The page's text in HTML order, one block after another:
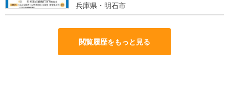
兵庫県・明石市
閲覧履歴をもっと見る